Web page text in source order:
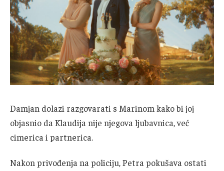
Damjan dolazi razgovarati s Marinom kako bi joj
objasnio da Klaudija nije njegova ljubavnica, već
cimerica i partnerica.
Nakon privođenja na policiju, Petra pokušava ostati